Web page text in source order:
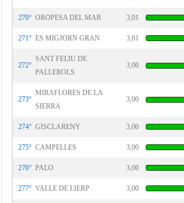
270° OROPESA DEL MAR 3,01
271° ES MIGJORN GRAN 3,01
272°
SANT FELIU DE
PALLEROLS
3,00
273°
MIRAFLORES DE LA
SIERRA
3,00
274° GISCLARENY 3,00
275° CAMPELLES 3,00
276° PALO 3,00
277° VALLE DE LIERP 3,00